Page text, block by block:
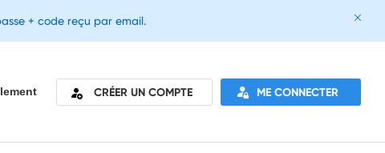
CRÉER UN COMPTE ME CONNECTER
+ code reçu par email.